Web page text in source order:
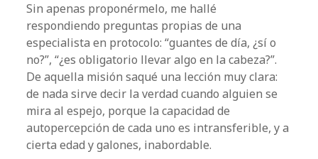
Sin apenas proponérmelo, me hallé
respondiendo preguntas propias de una
especialista en protocolo: “guantes de día, ¿sí o
no?”, “¿es obligatorio llevar algo en la cabeza?”.
De aquella misión saqué una lección muy clara:
de nada sirve decir la verdad cuando alguien se
mira al espejo, porque la capacidad de
autopercepción de cada uno es intransferible, y a
cierta edad y galones, inabordable.